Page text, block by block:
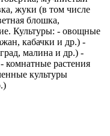
жуки (в том числе
блошка,
Культуры: - овощные
кабачки и др.) -
малина и др.) -
комнатные растения
культуры